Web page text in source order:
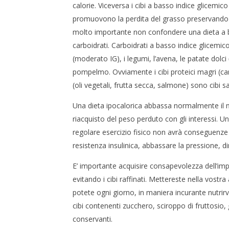
calorie. Viceversa i cibi a basso indice
promuovono la perdita del grasso
molto importante non confondere una dieta a
carboidrati. Carboidrati a basso indice
(moderato IG), i legumi, l’avena, le patate
pompelmo. Ovviamente i cibi proteici magri
(oli vegetali, frutta secca, salmone) sono cibi
Una dieta ipocalorica abbassa normalmente
riacquisto del peso perduto con gli interessi.
regolare esercizio fisico non avrà
resistenza insulinica, abbassare la pressione,
E’ importante acquisire consapevolezza
evitando i cibi raffinati. Mettereste nella vostra
potete ogni giorno, in maniera incurante
cibi contenenti zucchero, sciroppo di
conservanti.